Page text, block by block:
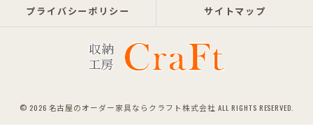
プライバシーポリシー サイトマップ
© 2026 名古屋のオーダー家具ならクラフト株式会社 ALL RIGHTS RESERVED.